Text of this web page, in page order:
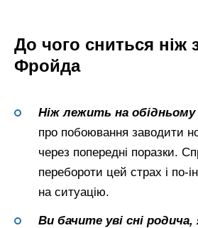
До чого сниться ніж
Фройда
Ніж лежить на обідньому
про побоювання заводити
через попередні поразки.
перебороти цей страх і по-
на ситуацію.
Ви бачите уві сні